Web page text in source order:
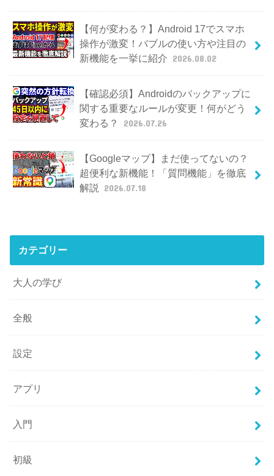
【何が変わる？】Android 17でスマホ
操作が激変！バブルの使い方や注目の
新機能を一挙に紹介 2026.08.02
【確認必須】Androidのバックアップに
関する重要なルールが変更！何がどう
変わる？
2026.07.26
【Googleマップ】まだ使ってないの？
超便利な新機能！「質問機能」を徹底
解説
2026.07.18
カテゴリー
大人の学び
全般
設定
アプリ
入門
初級